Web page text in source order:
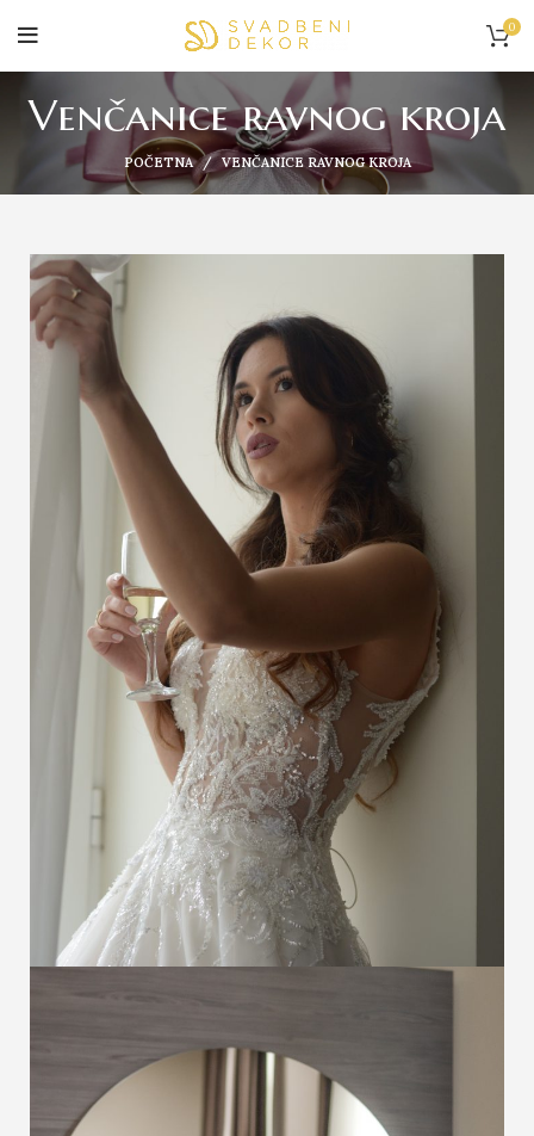
0
Venčanice ravnog kroja
POČETNA VENČANICE RAVNOG KROJA